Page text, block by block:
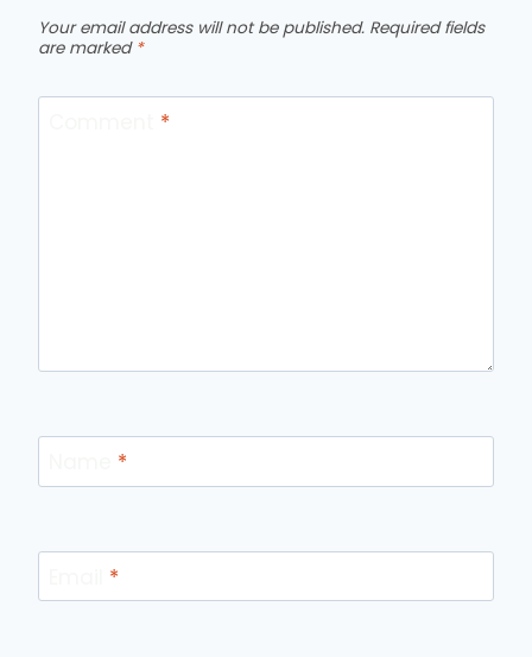
Your email address will not be published. Required fields
are marked *
*
*
*